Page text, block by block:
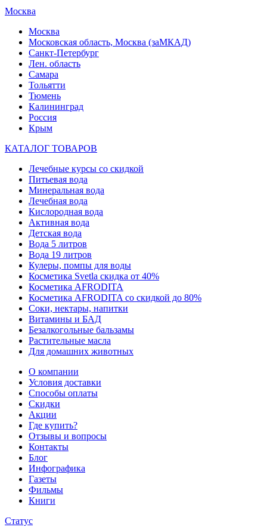
Москва
Москва
Московская область, Москва (заМКАД)
Санкт-Петербург
Лен. область
Самара
Тольятти
Тюмень
Калининград
Россия
Крым
КАТАЛОГ ТОВАРОВ
Лечебные курсы со скидкой
Питьевая вода
Минеральная вода
Лечебная вода
Кислородная вода
Активная вода
Детская вода
Вода 5 литров
Вода 19 литров
Кулеры, помпы для воды
Косметика Svetla скидка от 40%
Косметика AFRODITA
Косметика AFRODITA со скидкой до 80%
Соки, нектары, напитки
Витамины и БАД
Безалкогольные бальзамы
Растительные масла
Для домашних животных
О компании
Условия доставки
Способы оплаты
Скидки
Акции
Где купить?
Отзывы и вопросы
Контакты
Блог
Инфографика
Газеты
Фильмы
Книги
Статус